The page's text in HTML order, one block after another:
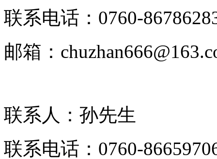
联系电话：0760-
邮箱：
联系人：孙先生
联系电话：0760-